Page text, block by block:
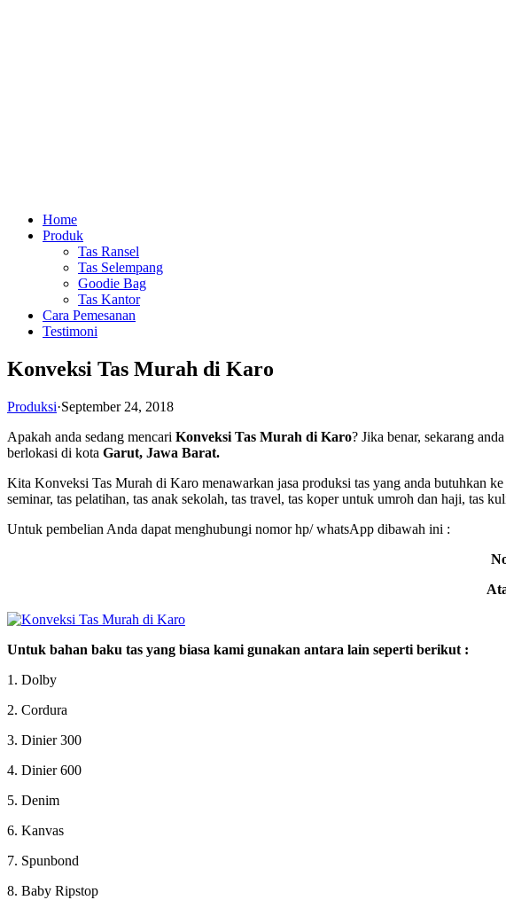
Home
Produk
Tas Ransel
Tas Selempang
Goodie Bag
Tas Kantor
Cara Pemesanan
Testimoni
Konveksi Tas Murah di Karo
Produksi·September 24, 2018
Apakah anda sedang mencari Konveksi Tas Murah di Karo? Jika benar, sekarang
berlokasi di kota Garut, Jawa Barat.
Kita Konveksi Tas Murah di Karo menawarkan jasa produksi tas yang anda butuhkan
seminar, tas pelatihan, tas anak sekolah, tas travel, tas koper untuk umroh dan haji, tas
Untuk pembelian Anda dapat menghubungi nomor hp/ whatsApp dibawah ini :
Untuk bahan baku tas yang biasa kami gunakan antara lain seperti berikut :
1. Dolby
2. Cordura
3. Dinier 300
4. Dinier 600
5. Denim
6. Kanvas
7. Spunbond
8. Baby Ripstop